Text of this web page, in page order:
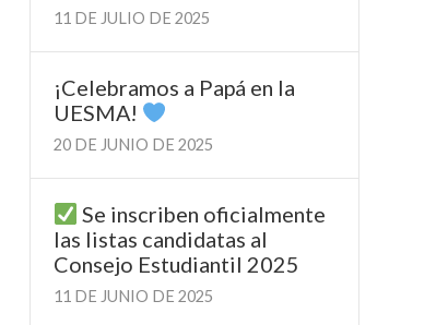
11 DE JULIO DE 2025
¡Celebramos a Papá en la
UESMA!
20 DE JUNIO DE 2025
Se inscriben oficialmente
las listas candidatas al
Consejo Estudiantil 2025
11 DE JUNIO DE 2025